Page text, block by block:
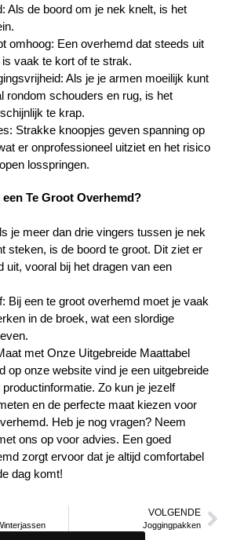
Als de boord om je nek knelt, is het
omhoog: Een overhemd dat steeds uit
vaak te kort of te strak.
Als je je armen moeilijk kunt
rondom schouders en rug, is het
te krap.
Strakke knoopjes geven spanning op
er onprofessioneel uitziet en het risico
losspringen.
een Te Groot Overhemd?
je meer dan drie vingers tussen je nek
steken, is de boord te groot. Dit ziet er
uit, vooral bij het dragen van een
Bij een te groot overhemd moet je vaak
in de broek, wat een slordige
met Onze Uitgebreide Maattabel
op onze website vind je een uitgebreide
productinformatie. Zo kun je jezelf
en de perfecte maat kiezen voor
Heb je nog vragen? Neem
ons op voor advies. Een goed
zorgt ervoor dat je altijd comfortabel
dag komt!
VOLGENDE
Joggingpakken